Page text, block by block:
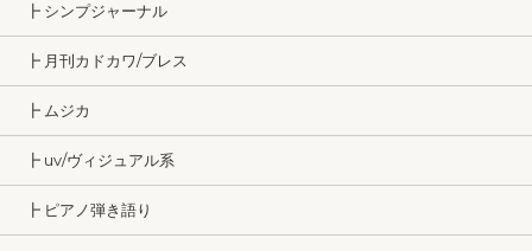
┣ シンプジャーナル
┣ 月刊カドカワ/ブレス
┣ ムジカ
┣ uv/ヴィジュアル系
┣ ピアノ弾き語り